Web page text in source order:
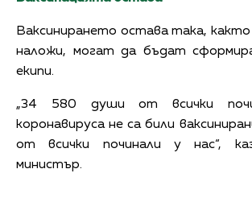
Ваксинирането остава така, както
наложи, могат да бъдат
екипи.
„34 580 души от всички
коронавируса не са били
от всички починали у нас“,
министър.